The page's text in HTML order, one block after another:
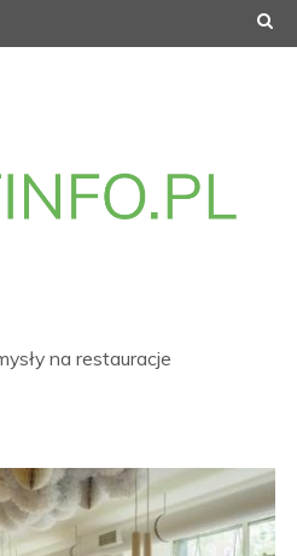
na restauracje